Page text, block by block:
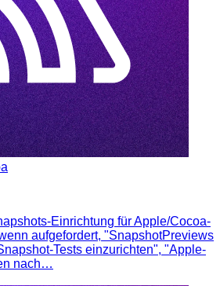
Einrichtung für Apple/Cocoa-
aufgefordert, "SnapshotPreviews
Tests einzurichten", "Apple-
nach…